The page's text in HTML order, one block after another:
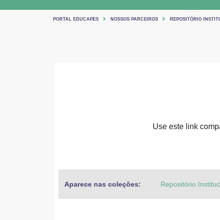
PORTAL EDUCAPES NOSSOS PARCEIROS REPOSITÓRIO
Use este link
Aparece nas coleções: Repositório